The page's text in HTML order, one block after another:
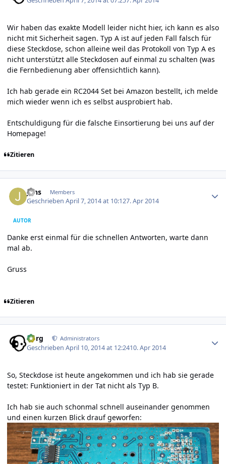
Wir haben das exakte Modell leider nicht hier, ich kann es also
nicht mit Sicherheit sagen. Typ A ist auf jeden Fall falsch für
diese Steckdose, schon alleine weil das Protokoll von Typ A es
nicht unterstützt alle Steckdosen auf einmal zu schalten (was
die Fernbedienung aber offensichtlich kann).
Ich hab gerade ein RC2044 Set bei Amazon bestellt, ich melde
mich wieder wenn ich es selbst ausprobiert hab.
Entschuldigung für die falsche Einsortierung bei uns auf der
Homepage!
Zitieren
Jens Members
GeschriebenApril 7, 2014 at 10:127. Apr 2014
AUTOR
Danke erst einmal für die schnellen Antworten, warte dann
mal ab.
Gruss
Zitieren
borg Administrators
GeschriebenApril 10, 2014 at 12:2410. Apr 2014
So, Steckdose ist heute angekommen und ich hab sie gerade
testet: Funktioniert in der Tat nicht als Typ B.
Ich hab sie auch schonmal schnell auseinander genommen
und einen kurzen Blick drauf geworfen: